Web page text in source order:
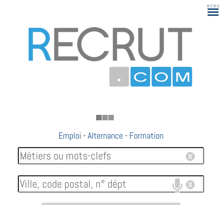
Emploi -Alternance - Formation